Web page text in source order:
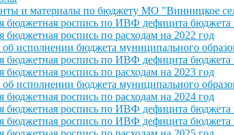
и материалы по бюджету МО "Винницкое
бюджетная роспись по ИВФ дефицита бюджета
бюджетная роспись по расходам на 2022 год
исполнении бюджета муниципального
бюджетная роспись по ИВФ дефицита бюджета
бюджетная роспись по расходам на 2023 год
исполнении бюджета муниципального
бюджетная роспись по расходам на 2024 год
бюджетная роспись по ИВФ дефицита бюджета
бюджетная роспись по ИВФ дефицита бюджета